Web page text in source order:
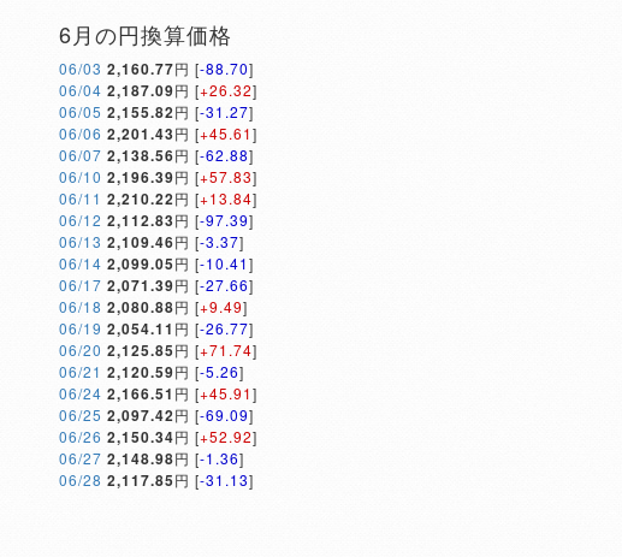
6月の円換算価格
06/03 2,160.77円 [-88.70]
06/04 2,187.09円 [+26.32]
06/05 2,155.82円 [-31.27]
06/06 2,201.43円 [+45.61]
06/07 2,138.56円 [-62.88]
06/10 2,196.39円 [+57.83]
06/11 2,210.22円 [+13.84]
06/12 2,112.83円 [-97.39]
06/13 2,109.46円 [-3.37]
06/14 2,099.05円 [-10.41]
06/17 2,071.39円 [-27.66]
06/18 2,080.88円 [+9.49]
06/19 2,054.11 円 [-26.77]
06/20 2,125.85円 [+71.74]
06/21 2,120.59円 [-5.26]
06/24 2,166.51 円 [+45.91]
06/25 2,097.42円 [-69.09]
06/26 2,150.34円 [+52.92]
06/27 2,148.98円 [-1.36]
06/28 2,117.85円 [-31.13]